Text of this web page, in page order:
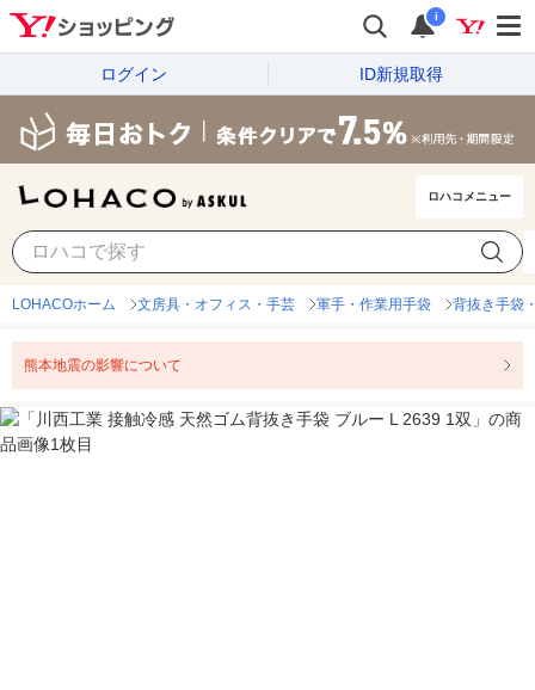
i
ログイン ID新規取得
ロハコメニュー
LOHACOホーム 文房具・オフィス・手芸 軍手・作業用手袋 背抜き手袋
熊本地震の影響について